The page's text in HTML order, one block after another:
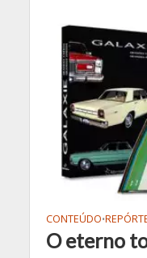
CONTEÚDO•
O eterno